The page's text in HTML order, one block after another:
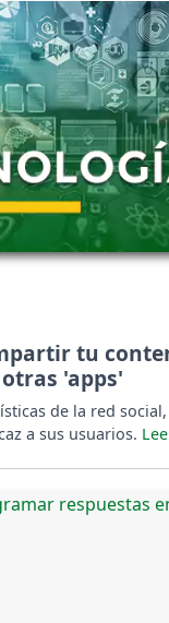
tu
'apps'
de la red
a sus usuarios.